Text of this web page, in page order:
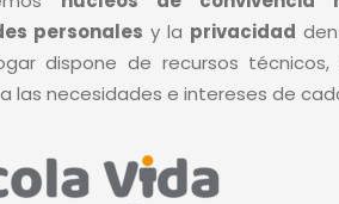
personales y la privacidad
dispone de recursos
las necesidades e intereses de